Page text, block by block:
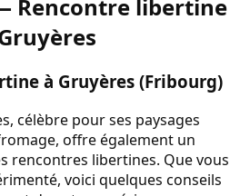
Rencontre libertine
à Gruyères (Fribourg)
célèbre pour ses paysages
offre également un
rencontres libertines. Que vous
voici quelques conseils